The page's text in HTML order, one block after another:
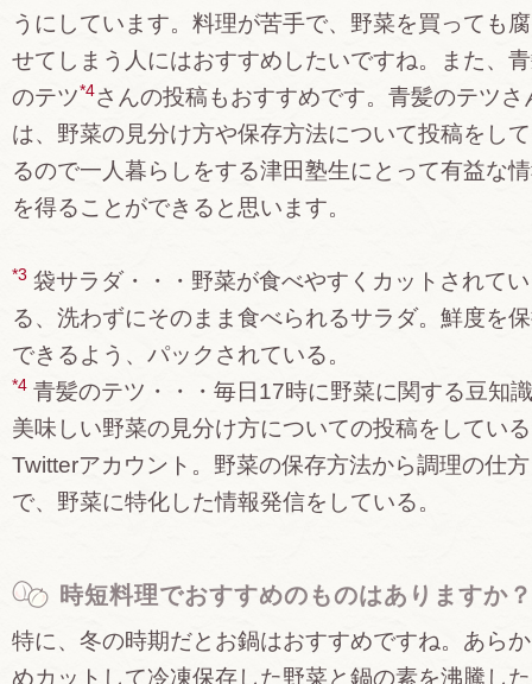
うにしています。料理が苦手で、野菜を買っても
せてしまう人にはおすすめしたいですね。また、
のテツ*4さんの投稿もおすすめです。青髪のテツさ
は、野菜の見分け方や保存方法について投稿をし
るので一人暮らしをする津田塾生にとって有益な
を得ることができると思います。
*3 袋サラダ・・・野菜が食べやすくカットされてい
る、洗わずにそのまま食べられるサラダ。鮮度を
できるよう、パックされている。
*4 青髪のテツ・・・毎日17時に野菜に関する豆知
美味しい野菜の見分け方についての投稿をしている
Twitterアカウント。野菜の保存方法から調理の仕
で、野菜に特化した情報発信をしている。
時短料理でおすすめのものはありますか？
特に、冬の時期だとお鍋はおすすめですね。あら
めカットして冷凍保存した野菜と鍋の素を沸騰し